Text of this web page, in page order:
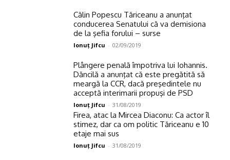
Călin Popescu Tăriceanu a anunţat
conducerea Senatului că va demisiona
de la şefia forului – surse
Ionuţ Jifcu - 02/09/2019
Plângere penală împotriva lui Iohannis.
Dăncilă a anunţat că este pregătită să
meargă la CCR, dacă preşedintele nu
acceptă interimarii propuşi de PSD
Ionuţ Jifcu - 31/08/2019
Firea, atac la Mircea Diaconu: Ca actor îl
stimez, dar ca om politic Tăriceanu e 10
etaje mai sus
Ionuţ Jifcu - 31/08/2019